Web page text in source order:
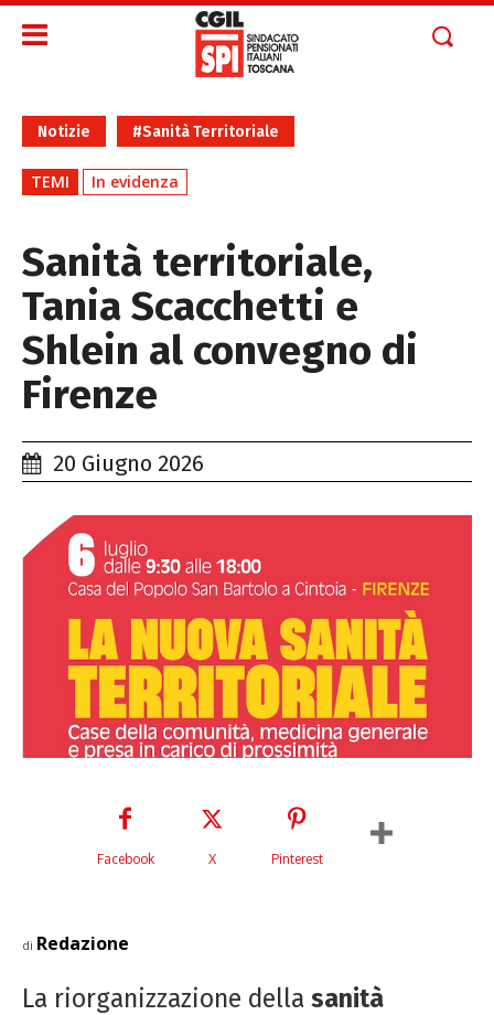
Notizie #Sanità Territoriale
TEMI In evidenza
Sanità territoriale,
Tania Scacchetti e
Shlein al convegno di
Firenze
20 Giugno 2026
Facebook X Pinterest
di Redazione
La riorganizzazione della sanità